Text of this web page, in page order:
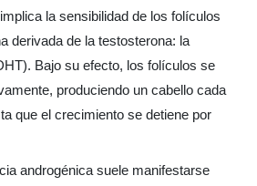
la sensibilidad de los folículos
derivada de la testosterona: la
Bajo su efecto, los folículos se
produciendo un cabello cada
que el crecimiento se detiene por
androgénica suele manifestarse